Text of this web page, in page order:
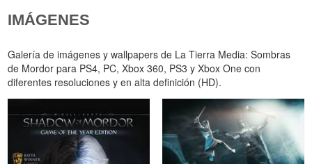
IMÁGENES
Galería de imágenes y wallpapers de La Tierra Media: Sombras
de Mordor para PS4, PC, Xbox 360, PS3 y Xbox One con
diferentes resoluciones y en alta definición (HD).